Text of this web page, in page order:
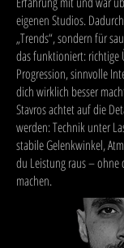
eigenen Studios.
„Trends“, sondern für
das funktioniert: richtige
Progression, sinnvolle
dich wirklich besser
Stavros achtet auf die
werden: Technik unter
stabile Gelenkwinkel,
du Leistung raus –
machen.